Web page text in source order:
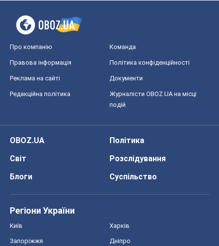
Про компанію Команда
Правова інформація Політика конфіденційності
Реклама на сайті Документи
Редакційна політика
Журналісти OBOZ.UA на місці
подій
OBOZ.UA
Політика
Світ
Розслідування
Блоги
Суспільство
Регіони України
Київ Харків
Запоріжжя Дніпро